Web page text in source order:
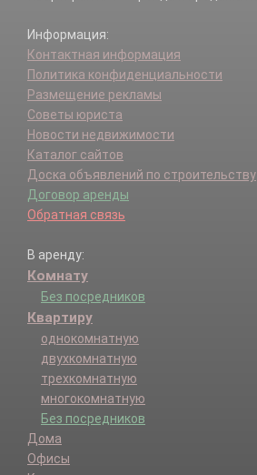
Информация:
Контактная информация
Политика конфиденциальности
Размещение рекламы
Советы юриста
Новости недвижимости
Каталог сайтов
Доска объявлений по строительству
Договор аренды
Обратная связь
В аренду:
Комнату
Без посредников
Квартиру
однокомнатную
двухкомнатную
трехкомнатную
многокомнатную
Без посредников
Дома
Офисы